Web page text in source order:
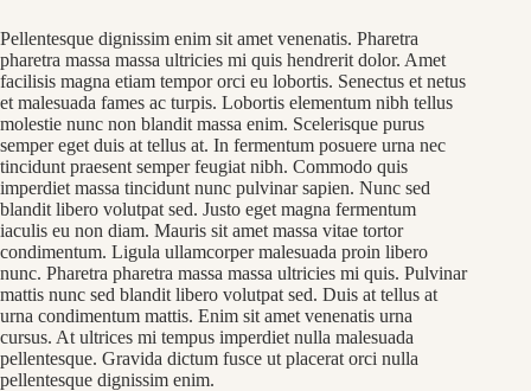
Pellentesque dignissim enim sit amet venenatis. Pharetra
pharetra massa massa ultricies mi quis hendrerit dolor. Amet
facilisis magna etiam tempor orci eu lobortis. Senectus et netus
et malesuada fames ac turpis. Lobortis elementum nibh tellus
molestie nunc non blandit massa enim. Scelerisque purus
semper eget duis at tellus at. In fermentum posuere urna nec
tincidunt praesent semper feugiat nibh. Commodo quis
imperdiet massa tincidunt nunc pulvinar sapien. Nunc sed
blandit libero volutpat sed. Justo eget magna fermentum
iaculis eu non diam. Mauris sit amet massa vitae tortor
condimentum. Ligula ullamcorper malesuada proin libero
nunc. Pharetra pharetra massa massa ultricies mi quis. Pulvinar
mattis nunc sed blandit libero volutpat sed. Duis at tellus at
urna condimentum mattis. Enim sit amet venenatis urna
cursus. At ultrices mi tempus imperdiet nulla malesuada
pellentesque. Gravida dictum fusce ut placerat orci nulla
pellentesque dignissim enim.